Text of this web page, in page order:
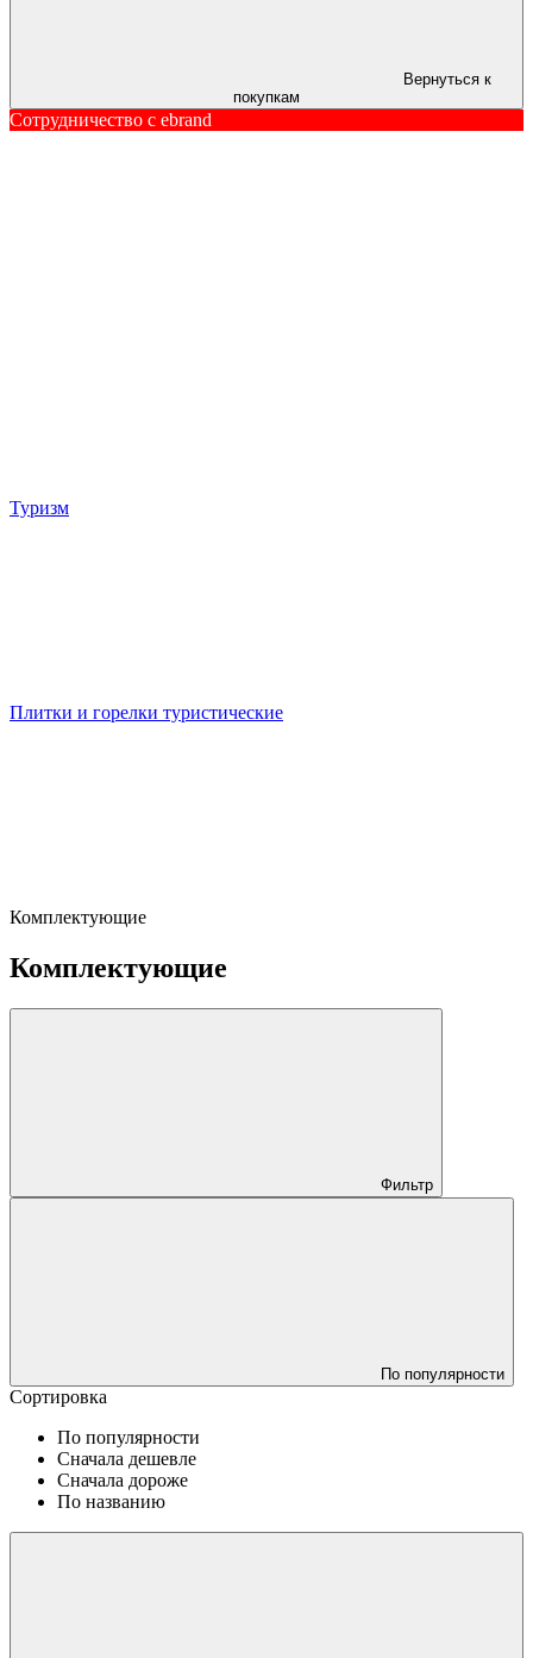
Вернуться к
покупкам
Сотрудничество c ebrand
Туризм
Плитки и горелки туристические
Комплектующие
Комплектующие
Фильтр
По популярности
Сортировка
По популярности
Сначала дешевле
Сначала дороже
По названию